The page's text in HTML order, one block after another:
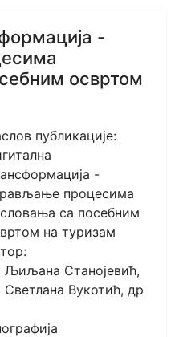
-
освртом
публикације:
-
процесима
са посебним
на туризам
Љиљана Станојевић,
Светлана Вукотић, др